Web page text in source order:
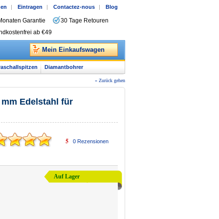
| Eintragen | Contactez-nous | Blog
Garantie
30 Tage Retouren
ab €49
Mein Einkaufswagen
Diamantbohrer
« Zurück gehen
Edelstahl für
5 0Rezensionen
Auf Lager